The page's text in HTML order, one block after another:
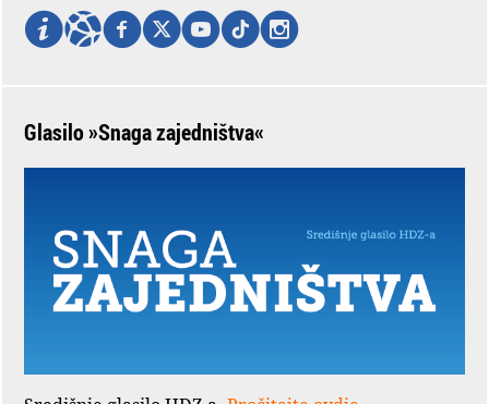
Glasilo »Snaga zajedništva«